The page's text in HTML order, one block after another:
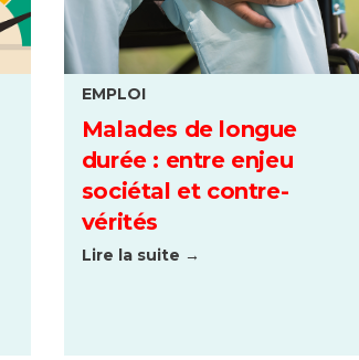
EMPLOI
Malades de longue
durée : entre enjeu
sociétal et contre-
vérités
Lire la suite →